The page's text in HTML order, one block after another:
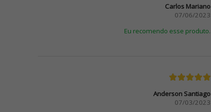
Carlos Mariano
07/06/2023
Eu recomendo esse produto.
Anderson Santiago
07/03/2023